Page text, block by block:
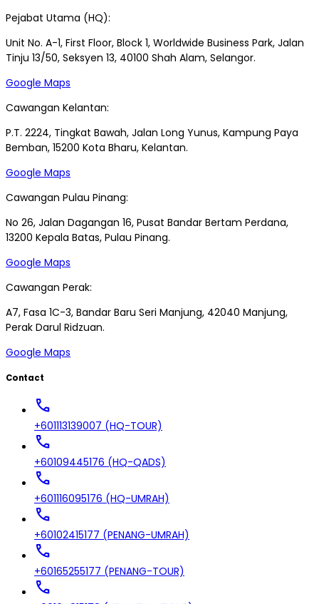
Pejabat Utama (HQ):
Unit No. A-1, First Floor, Block 1, Worldwide Business Park, Jalan
Tinju 13/50, Seksyen 13, 40100 Shah Alam, Selangor.
Google Maps
Cawangan Kelantan:
P.T. 2224, Tingkat Bawah, Jalan Long Yunus, Kampung Paya
Bemban, 15200 Kota Bharu, Kelantan.
Google Maps
Cawangan Pulau Pinang:
No 26, Jalan Dagangan 16, Pusat Bandar Bertam Perdana,
13200 Kepala Batas, Pulau Pinang.
Google Maps
Cawangan Perak:
A7, Fasa 1C-3, Bandar Baru Seri Manjung, 42040 Manjung,
Perak Darul Ridzuan.
Google Maps
Contact
call
+601113139007 (HQ-TOUR)
call
+60109445176 (HQ-QADS)
call
+601116095176 (HQ-UMRAH)
call
+60102415177 (PENANG-UMRAH)
call
+60165255177 (PENANG-TOUR)
call